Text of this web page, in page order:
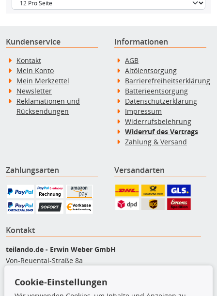
Kundenservice
Kontakt
Mein Konto
Mein Merkzettel
Newsletter
Reklamationen und
Rücksendungen
Informationen
AGB
Altölentsorgung
Barrierefreiheitserklärung
Batterieentsorgung
Datenschutzerklärung
Impressum
Widerrufsbelehrung
Widerruf des Vertrags
Zahlung & Versand
Zahlungsarten Versandarten
Kontakt
teilando.de - Erwin Weber GmbH
Von-Reuental-Straße 8a
+49 (0) 8165 / 5093200
shop@teilando.de
Cookie-Einstellungen